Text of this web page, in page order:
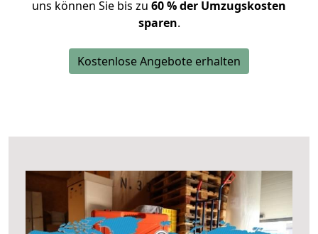
uns können Sie bis zu 60 % der Umzugskosten
sparen.
Kostenlose Angebote erhalten